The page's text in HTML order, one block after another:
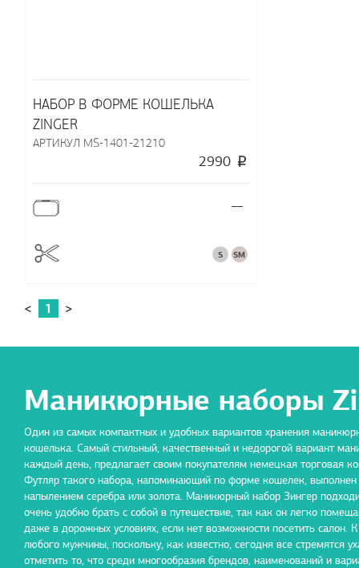
НАБОР В ФОРМЕ КОШЕЛЬКА
ZINGER
АРТИКУЛ MS-1401-21210
2990
—
SM
S
< 1 >
Маникюрные наборы
Один из самых компактных и удобных вариантов хранения
кошелька. Самый стильный, качественный и недорогой вариант
каждый день, предлагает своим покупателям немецкая торговая
Футляр такого набора, напоминающий по форме кошелек, выполнен
напылением серебра или золота. Маникюрный набор Зингер
очень удобно брать с собой в путешествие, так как он легко
даже в дорожных условиях, если нет возможности посетить
любого мужчины, поскольку, как известно, сегодня все стремятся
отметить то, что среди многообразия брендов, наименований и